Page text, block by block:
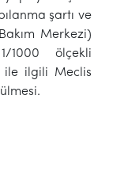
şartı ve
Merkezi)
1000 ölçekli
ile ilgili Meclis